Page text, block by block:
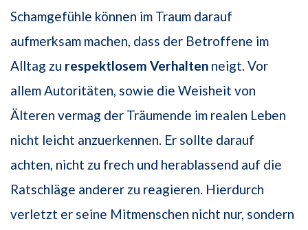
Schamgefühle können im Traum darauf
aufmerksam machen, dass der Betroffene im
Alltag zu respektlosem Verhalten neigt. Vor
allem Autoritäten, sowie die Weisheit von
Älteren vermag der Träumende im realen Leben
nicht leicht anzuerkennen. Er sollte darauf
achten, nicht zu frech und herablassend auf die
Ratschläge anderer zu reagieren. Hierdurch
verletzt er seine Mitmenschen nicht nur, sondern